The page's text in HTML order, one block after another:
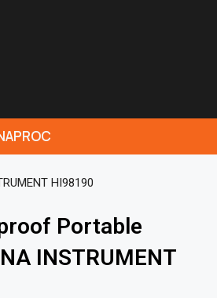
HI98190
Portable
INSTRUMENT